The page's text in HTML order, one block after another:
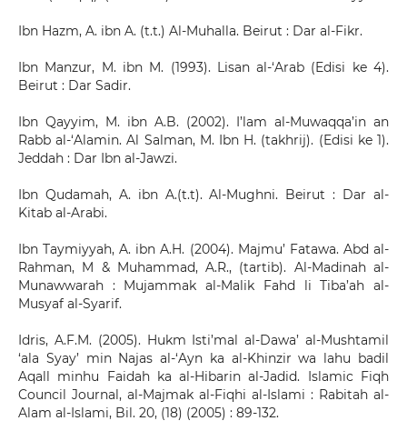
Ibn Hazm, A. ibn A. (t.t.) Al-Muhalla. Beirut : Dar al-Fikr.
Ibn Manzur, M. ibn M. (1993). Lisan al-‘Arab (Edisi ke 4).
Beirut : Dar Sadir.
Ibn Qayyim, M. ibn A.B. (2002). I’lam al-Muwaqqa’in an
Rabb al-‘Alamin. Al Salman, M. Ibn H. (takhrij). (Edisi ke 1).
Jeddah : Dar Ibn al-Jawzi.
Ibn Qudamah, A. ibn A.(t.t). Al-Mughni. Beirut : Dar al-
Kitab al-Arabi.
Ibn Taymiyyah, A. ibn A.H. (2004). Majmu’ Fatawa. Abd al-
Rahman, M & Muhammad, A.R., (tartib). Al-Madinah al-
Munawwarah : Mujammak al-Malik Fahd li Tiba’ah al-
Musyaf al-Syarif.
Idris, A.F.M. (2005). Hukm Isti’mal al-Dawa’ al-Mushtamil
‘ala Syay’ min Najas al-‘Ayn ka al-Khinzir wa lahu badil
Aqall minhu Faidah ka al-Hibarin al-Jadid. Islamic Fiqh
Council Journal, al-Majmak al-Fiqhi al-Islami : Rabitah al-
Alam al-Islami, Bil. 20, (18) (2005) : 89-132.